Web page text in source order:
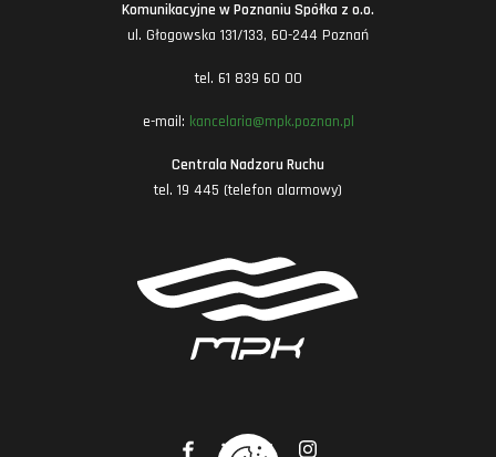
Komunikacyjne w Poznaniu Spółka z o.o.
ul. Głogowska 131/133, 60-244 Poznań
tel. 61 839 60 00
e-mail: kancelaria@mpk.poznan.pl
Centrala Nadzoru Ruchu
tel. 19 445 (telefon alarmowy)